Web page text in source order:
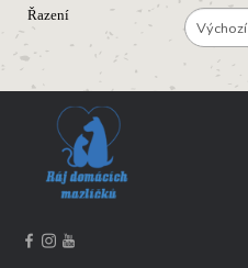
Řazení
Výchozí